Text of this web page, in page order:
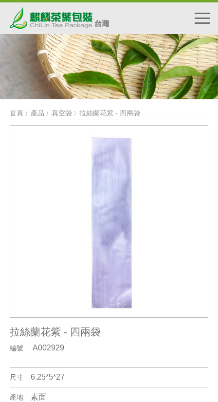
首頁 〉 產品 〉 真空袋 〉 拉絲蘭花紫 - 四兩袋
拉絲蘭花紫 - 四兩袋
編號 A002929
尺寸 6.25*5*27
產地 素面